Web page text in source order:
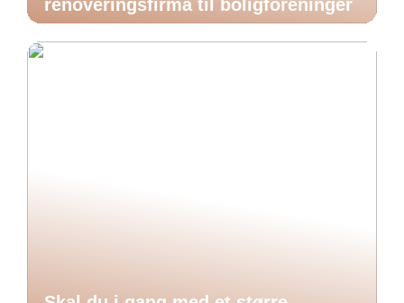
renoveringsfirma til boligforeninger